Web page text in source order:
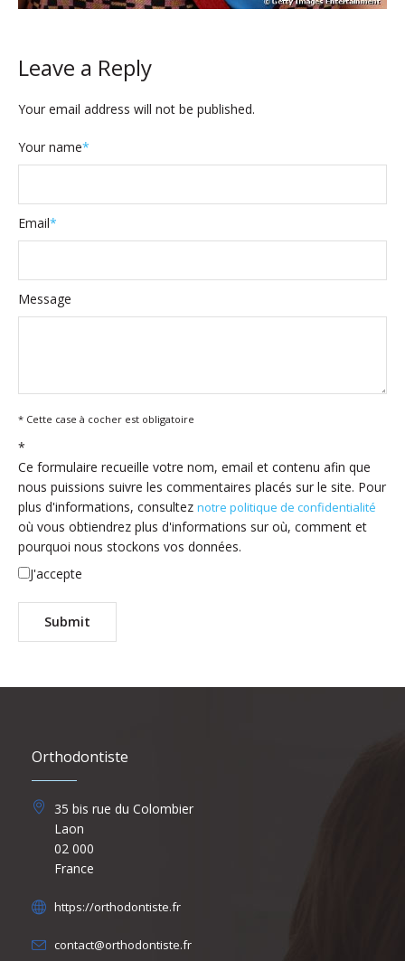
Leave a Reply
Your email address will not be published.
Your name*
Email*
Message
* Cette case à cocher est obligatoire
*
Ce formulaire recueille votre nom, email et contenu afin que
nous puissions suivre les commentaires placés sur le site. Pour
plus d'informations, consultez notre politique de confidentialité
où vous obtiendrez plus d'informations sur où, comment et
pourquoi nous stockons vos données.
J'accepte
Orthodontiste
35 bis rue du Colombier
Laon
02 000
France
https://orthodontiste.fr
contact@orthodontiste.fr